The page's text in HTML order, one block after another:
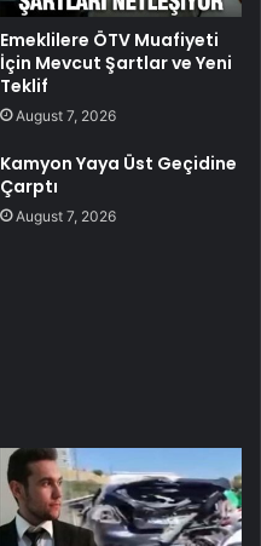
Emeklilere ÖTV Muafiyeti
İçin Mevcut Şartlar ve Yeni
Teklif
August 7, 2026
Kamyon Yaya Üst Geçidine
Çarptı
August 7, 2026